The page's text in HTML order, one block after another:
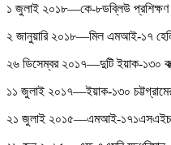
১ জুলাই ২০১৮—কে-৮ডব্লিউ প্রশিক্ষণ
২ জানুয়ারি ২০১৮—মিল এমআই-১৭
২৬ ডিসেম্বর ২০১৭—দুটি ইয়াক-১৩০
১১ জুলাই ২০১৭—ইয়াক-১৩০ চট্টগ্রামের
২১ জুলাই ২০১৫—এমআই-১৭১এসএইচ